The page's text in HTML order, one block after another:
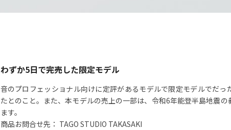
わずか5日で完売した限定モデル
音のプロフェッショナル向けに定評があるモデルで限定モデルでだっ
たとのこと。また、本モデルの売上の一部は、令和6年能登半島地震
ます。
商品お問合せ先： TAGO STUDIO TAKASAKI